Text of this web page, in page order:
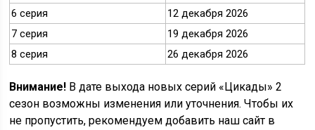
6 серия
12 декабря 2026
7 серия
19 декабря 2026
8 серия
26 декабря 2026
Внимание! В дате выхода новых серий «Цикады» 2
сезон возможны изменения или уточнения. Чтобы их
не пропустить, рекомендуем добавить наш сайт в